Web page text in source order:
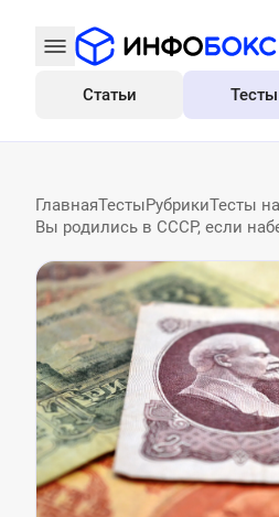
Статьи Тесты
ГлавнаяТестыРубрикиТесты
Вы родились в СССР, если